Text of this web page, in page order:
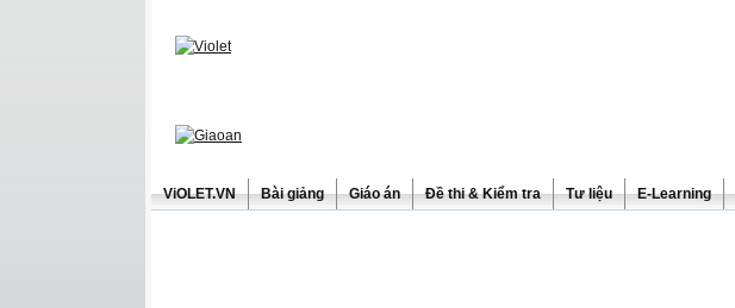
ViOLET.VN Bài giảng Giáo án Đề thi & Kiểm tra Tư liệu E-Learning